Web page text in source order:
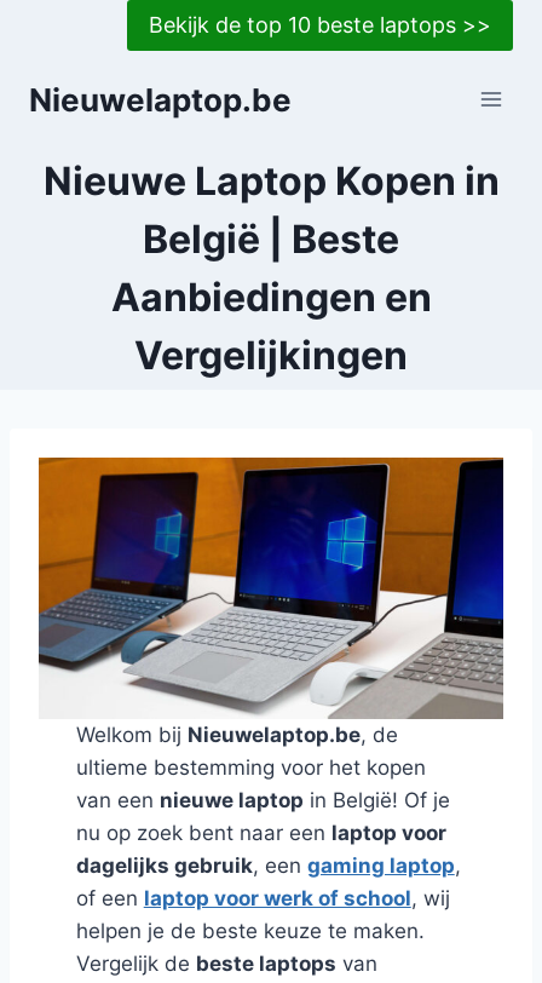
Bekijk de top 10 beste laptops >>
Nieuwelaptop.be
Nieuwe Laptop Kopen in
België | Beste
Aanbiedingen en
Vergelijkingen
Welkom bij Nieuwelaptop.be, de
ultieme bestemming voor het kopen
van een nieuwe laptop in België! Of je
nu op zoek bent naar een laptop voor
dagelijks gebruik, een gaming laptop,
of een laptop voor werk of school, wij
helpen je de beste keuze te maken.
Vergelijk de beste laptops van